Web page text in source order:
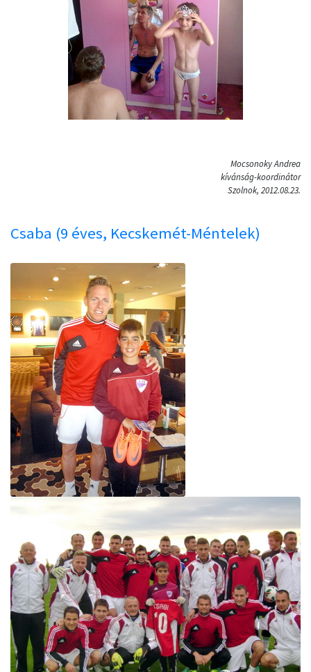
Mocsonoky Andrea
kívánság-koordinátor
Szolnok, 2012.08.23.
Csaba (9 éves, Kecskemét-Méntelek)